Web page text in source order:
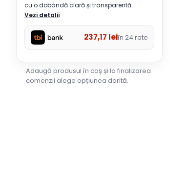
cu o dobândă clară și transparentă.
Vezi detalii
237,17 leiîn 24 rate
Adaugă produsul în coș și la finalizarea
comenzii alege opțiunea dorită.